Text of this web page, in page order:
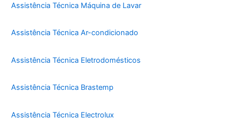
Assistência Técnica Máquina de Lavar
Assistência Técnica Ar-condicionado
Assistência Técnica Eletrodomésticos
Assistência Técnica Brastemp
Assistência Técnica Electrolux